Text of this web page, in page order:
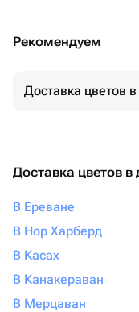
Рекомендуем
Доставка цветов
Доставка цветов в
В Ереване
В Нор Харберд
В Касах
В Канакераван
В Мерцаван